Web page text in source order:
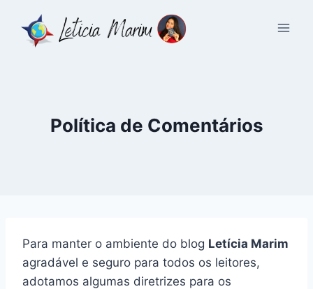
para
Política de Comentários
Para manter o ambiente do blog Letícia Marim
agradável e seguro para todos os leitores,
adotamos algumas diretrizes para os